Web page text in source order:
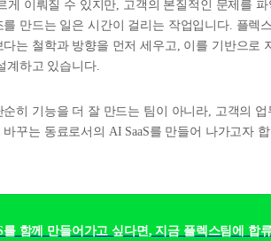
게 이뤄질 수 있지만, 고객의 본질적인 문제를 파
만드는 일은 시간이 걸리는 작업입니다. 플렉
다는 철학과 방향을 먼저 세우고, 이를 기반으로
계하고 있습니다.
순히 기능을 더 잘 만드는 팀이 아니라, 고객의 업
꾸는 동료로서의 AI SaaS를 만들어 나가고자 합
를 함께 만들어가고 싶다면, 지금 플렉스팀에 합